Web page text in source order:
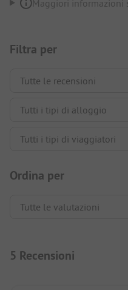
Maggiori informazioni
Filtra per
Ordina per
5 Recensioni